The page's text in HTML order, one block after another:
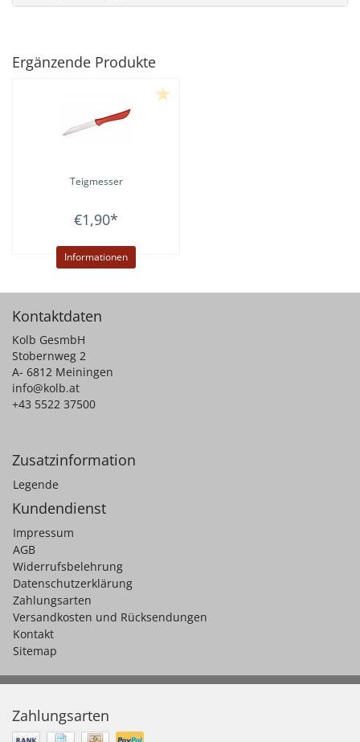
Ergänzende Produkte
Teigmesser
€1,90*
Informationen
Kontaktdaten
Kolb GesmbH
Stobernweg 2
A- 6812 Meiningen
info@kolb.at
+43 5522 37500
Zusatzinformation
Legende
Kundendienst
Impressum
AGB
Widerrufsbelehrung
Datenschutzerklärung
Zahlungsarten
Versandkosten und Rücksendungen
Kontakt
Sitemap
Zahlungsarten